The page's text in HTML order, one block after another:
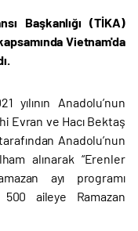
Başkanlığı (TİKA)
Vietnam'da
yılının Anadolu’nun
Evran ve Hacı Bektaş
Anadolu’nun
alınarak “Erenler
ayı programı
500 aileye Ramazan